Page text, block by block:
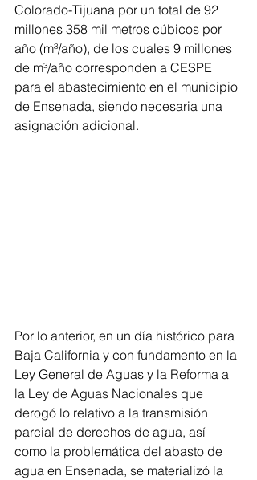
Colorado-Tijuana por un total de 92
millones 358 mil metros cúbicos por
año (m³/año), de los cuales 9 millones
de m³/año corresponden a CESPE
para el abastecimiento en el municipio
de Ensenada, siendo necesaria una
asignación adicional.
Por lo anterior, en un día histórico para
Baja California y con fundamento en la
Ley General de Aguas y la Reforma a
la Ley de Aguas Nacionales que
derogó lo relativo a la transmisión
parcial de derechos de agua, así
como la problemática del abasto de
agua en Ensenada, se materializó la